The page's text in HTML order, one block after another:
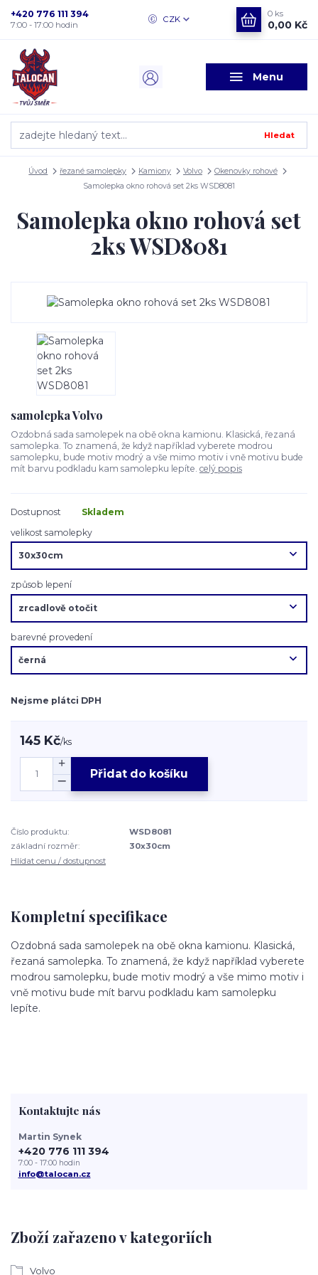
Menu
CZK
Hledat
+420 776 111 394
7:00 - 17:00 hodin
0 ks
0,00 Kč
Úvod řezané samolepky Kamiony Volvo
Okenovky rohové
Samolepka okno rohová set 2ks WSD8081
Samolepka okno rohová set
2ks WSD8081
samolepka Volvo
Ozdobná sada samolepek na obě okna kamionu. Klasická, řezaná
samolepka. To znamená, že když například vyberete modrou
samolepku, bude motiv modrý a vše mimo motiv i vně motivu bude
mít barvu podkladu kam samolepku lepíte. celý popis
Dostupnost
Skladem
velikost samolepky
způsob lepení
barevné provedení
Nejsme plátci DPH
145 Kč/ks
Přidat do košíku
Číslo produktu:
WSD8081
základní rozměr:
30x30cm
Hlídat cenu / dostupnost
Kompletní specifikace
Ozdobná sada samolepek na obě okna kamionu. Klasická,
řezaná samolepka. To znamená, že když například vyberete
modrou samolepku, bude motiv modrý a vše mimo motiv i
vně motivu bude mít barvu podkladu kam samolepku
lepíte.
Zboží zařazeno v kategoriích
Volvo
Kontaktujte nás
Martin Synek
+420 776 111 394
7:00 - 17:00 hodin
info@talocan.cz